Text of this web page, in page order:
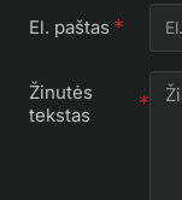
El. paštas
Žinutės
tekstas